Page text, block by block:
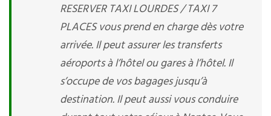
RESERVER TAXI LOURDES / TAXI 7
PLACES vous prend en charge dès votre
arrivée. Il peut assurer les transferts
aéroports à l’hôtel ou gares à l’hôtel. Il
s’occupe de vos bagages jusqu’à
destination. Il peut aussi vous conduire